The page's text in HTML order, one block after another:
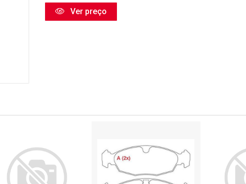
Ver preço